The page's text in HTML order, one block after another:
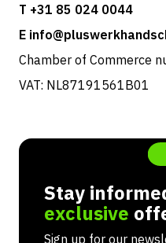
T +31 85 024 0044
E
Chamber of Commerce
VAT: NL87191561B01
Stay
exclusive
Sign up for our